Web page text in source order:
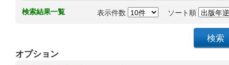
検索結果一覧 表示件数 ソート順
オプション